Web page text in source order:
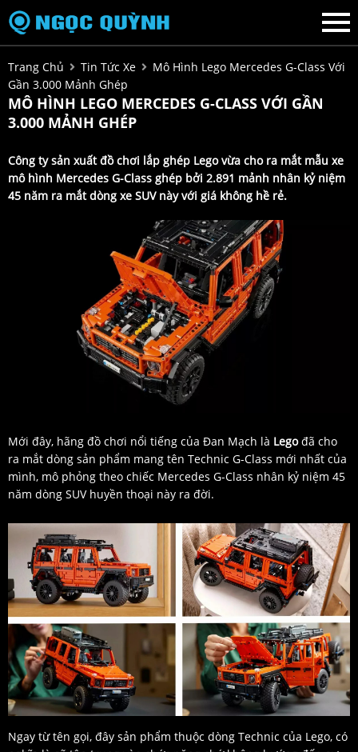
Trang Chủ Tin Tức Xe
Mô Hình Lego Mercedes G-Class Với
Gần 3.000 Mảnh Ghép
MÔ HÌNH LEGO MERCEDES G-CLASS VỚI GẦN
3.000 MẢNH GHÉP
Công ty sản xuất đồ chơi lắp ghép Lego vừa cho ra mắt mẫu xe
mô hình Mercedes G-Class ghép bởi 2.891 mảnh nhân kỷ niệm
45 năm ra mắt dòng xe SUV này với giá không hề rẻ.
Mới đây, hãng đồ chơi nổi tiếng của Đan Mạch là Legođã cho
ra mắt dòng sản phẩm mang tên Technic G-Class mới nhất của
mình, mô phỏng theo chiếc Mercedes G-Class nhân kỷ niệm 45
năm dòng SUV huyền thoại này ra đời.
Ngay từ tên gọi, đây sản phẩm thuộc dòng Technic của Lego, có